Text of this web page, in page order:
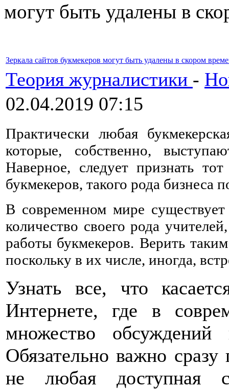
могут быть удалены в
Зеркала сайтов букмекеров могут быть удалены в скором
Теория журналистики -
02.04.2019 07:15
Практически любая
которые, собственно,
Наверное, следует признать
букмекеров, такого рода бизнеса
В современном мире
количество своего рода
работы букмекеров. Верить
поскольку в их числе, иногда,
Узнать все, что
Интернете, где в
множество
Обязательно важно
не любая доступная